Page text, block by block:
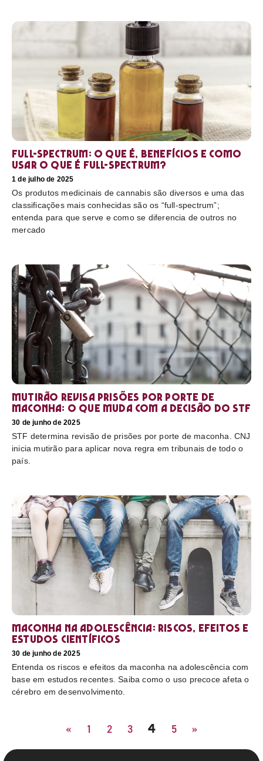
Full-Spectrum: O que é, benefícios e como
usar O que é full-spectrum?
1 de julho de 2025
Os produtos medicinais de cannabis são diversos e uma das
classificações mais conhecidas são os “full-spectrum”;
entenda para que serve e como se diferencia de outros no
mercado
Mutirão revisa prisões por porte de
maconha: o que muda com a decisão do STF
30 de junho de 2025
STF determina revisão de prisões por porte de maconha. CNJ
inicia mutirão para aplicar nova regra em tribunais de todo o
país.
Maconha na adolescência: riscos, efeitos e
estudos científicos
30 de junho de 2025
Entenda os riscos e efeitos da maconha na adolescência com
base em estudos recentes. Saiba como o uso precoce afeta o
cérebro em desenvolvimento.
« 1 2 3 4 5 »